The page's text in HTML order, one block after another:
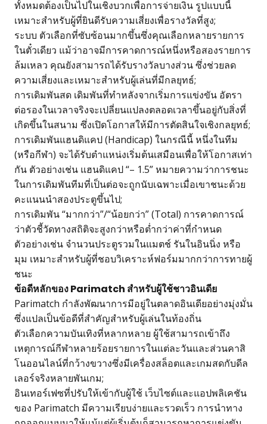
ทั้งหมดต้องเป็นไปในเชิงบวกเพื่อการจ่ายเงิน รูปแบบนี้
เหมาะสำหรับผู้ที่ยินดีรับความเสี่ยงเพื่อรางวัลที่สูง;
ระบบ ตัวเลือกที่ซับซ้อนมากขึ้นซึ่งคุณเลือกหลายรายการ
ในตั๋วเดียว แม้ว่าอาจมีการคาดการณ์หนึ่งหรือสองรายการ
ล้มเหลว คุณยังสามารถได้รับรางวัลบางส่วน ซึ่งช่วยลด
ความเสี่ยงและเหมาะสำหรับผู้เล่นที่มีกลยุทธ์;
การเดิมพันสด เดิมพันที่ทำหลังจากเริ่มการแข่งขัน อัตรา
ต่อรองในเวลาจริงจะเปลี่ยนแปลงตลอดเวลาขึ้นอยู่กับสิ่งที่
เกิดขึ้นในสนาม ซึ่งเปิดโอกาสให้มีการตัดสินใจเชิงกลยุทธ์;
การเดิมพันแฮนดิแคป (Handicap) ในกรณีนี้ หนึ่งในทีม
(หรือกีฬา) จะได้รับตำแหน่งเริ่มต้นเสมือนเพื่อให้โอกาสเท่า
กัน ตัวอย่างเช่น แฮนดิแคป “– 1.5” หมายความว่าการชนะ
ในการเดิมพันทีมที่เป็นต่อจะถูกนับเฉพาะเมื่อเขาชนะด้วย
คะแนนนำสองประตูขึ้นไป;
การเดิมพัน “มากกว่า”/“น้อยกว่า” (Total) การคาดการณ์
ว่าตัวชี้วัดทางสถิติจะสูงกว่าหรือต่ำกว่าค่าที่กำหนด
ตัวอย่างเช่น จำนวนประตูรวมในแมตช์ รันในอินนิ่ง หรือ
มุม เหมาะสำหรับผู้ที่ชอบวิเคราะห์ฟอร์มมากกว่าการทายผู้
ชนะ
ข้อดีหลักของ Parimatch สำหรับผู้ใช้ชาวอินเดีย
Parimatch กำลังพัฒนาการมีอยู่ในตลาดอินเดียอย่างมุ่งมั่น
ซึ่งแปลเป็นข้อดีที่สำคัญสำหรับผู้เล่นในท้องถิ่น
ตัวเลือกความบันเทิงที่หลากหลาย ผู้ใช้สามารถเข้าถึง
เหตุการณ์กีฬาหลายร้อยรายการในแต่ละวันและส่วนคาสิ
โนออนไลน์ที่กว้างขวางซึ่งมีเครื่องสล็อตและเกมสดกับดีล
เลอร์จริงหลายพันเกม;
อินเทอร์เฟซที่ปรับให้เข้ากับผู้ใช้ เว็บไซต์และแอปพลิเคชัน
ของ Parimatch มีความเรียบง่ายและรวดเร็ว การนำทาง